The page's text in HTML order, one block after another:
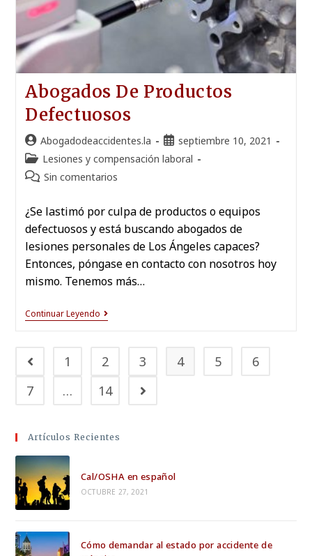
Abogados De Productos
Defectuosos
Abogadodeaccidentes.la
septiembre 10, 2021
Lesiones y compensación laboral
Sin comentarios
¿Se lastimó por culpa de productos o equipos
defectuosos y está buscando abogados de
lesiones personales de Los Ángeles capaces?
Entonces, póngase en contacto con nosotros hoy
mismo. Tenemos más…
Continuar Leyendo
1 2 3 4 5
6
7
… 14
Artículos Recientes
Cal/OSHA en español
OCTUBRE 27, 2021
Cómo demandar al estado por accidente de